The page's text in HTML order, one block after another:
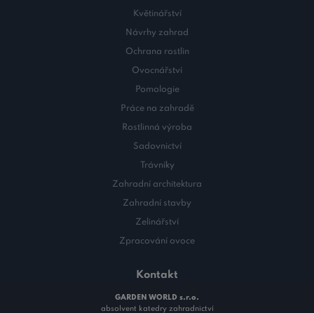
Květinářství
Návrhy zahrad
Ochrana rostlin
Ovocnářství
Pomologie
Práce na zahradě
Rostlinná výroba
Sadovnictví
Trávníky
Zahradní architektura
Zahradní stavby
Zelinářství
Zpracování ovoce
Kontakt
GARDEN WORLD s.r.o.
absolvent katedry zahradnictví